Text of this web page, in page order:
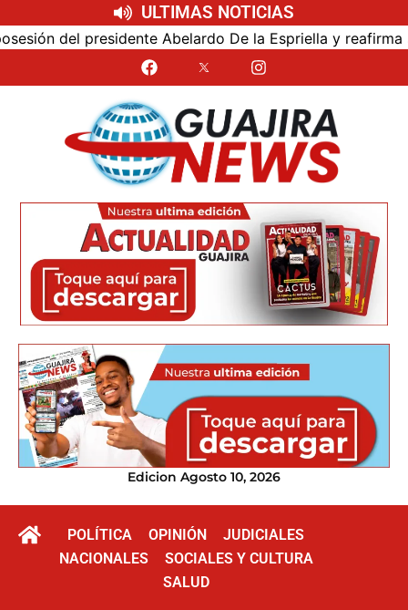
ULTIMAS NOTICIAS
del presidente Abelardo De la Espriella y reafirma su
Edicion Agosto 10, 2026
POLÍTICA OPINIÓN
JUDICIALES
NACIONALES
SOCIALES Y CULTURA
SALUD